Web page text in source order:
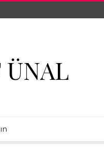
ÜNAL